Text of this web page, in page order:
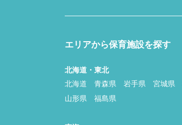
エリアから保育施設を探す
北海道・東北
北海道
青森県 岩手県 宮城県
山形県
福島県